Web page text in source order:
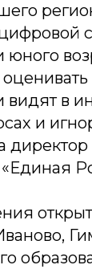
юного
в
и